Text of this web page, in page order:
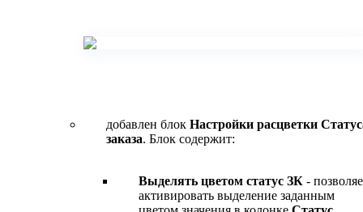
добавлен блок Настройки расцветки
заказа. Блок содержит:
Выделять цветом статус ЗК -
активировать выделение заданным